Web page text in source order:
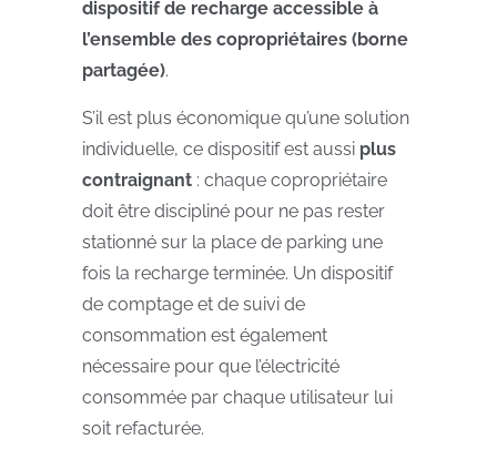
dispositif de recharge accessible à
l’ensemble des copropriétaires (borne
partagée).
S’il est plus économique qu’une solution
individuelle, ce dispositif est aussi plus
contraignant : chaque copropriétaire
doit être discipliné pour ne pas rester
stationné sur la place de parking une
fois la recharge terminée. Un dispositif
de comptage et de suivi de
consommation est également
nécessaire pour que l’électricité
consommée par chaque utilisateur lui
soit refacturée.